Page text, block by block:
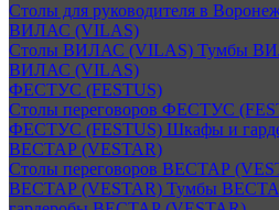
Столы для руководителя в
ВИЛАС (VILAS)
Столы ВИЛАС (VILAS) Тумбы
ВИЛАС (VILAS)
ФЕСТУС (FESTUS)
Столы переговоров ФЕСТУС
ФЕСТУС (FESTUS) Шкафы и
ВЕСТАР (VESTAR)
Столы переговоров ВЕСТАР
ВЕСТАР (VESTAR) Тумбы